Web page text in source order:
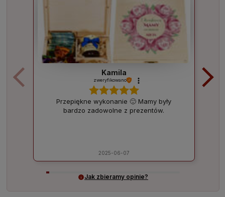
Jak zbieramy opinie?
Kamila
zweryfikowano
Przepiękne wykonanie 🙂 Mamy były
bardzo zadowolne z prezentów.
2025-06-07